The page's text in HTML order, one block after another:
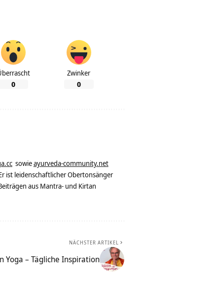
0
Zwinker
0
sowieayurveda-community.net
ist leidenschaftlicher Obertonsänger
aus Mantra- und Kirtan
NÄCHSTER ARTIKEL
Yoga – Tägliche Inspiration